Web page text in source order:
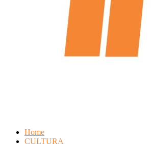
Home
CULTURA